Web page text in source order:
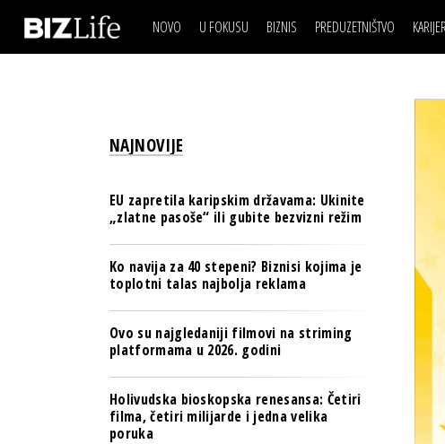
NOVO U FOKUSU BIZNIS
BANKE
OSIGURANJE
TECH I AI
BIZNIS & SPORT
PULS REGIONA
NOVO NA RAFU
PREDUZETNIŠTVO
IZJAVA DANABIZNIS SCENA
BREND I KOMUNIKACIJE
OSIGURANJE
TECH I AI
PULS REGIONA
NAJNOVIJE
EU zapretila karipskim državama: Ukinite
„zlatne pasoše“ ili gubite bezvizni režim
Ko navija za 40 stepeni? Biznisi kojima je
toplotni talas najbolja reklama
Ovo su najgledaniji filmovi na striming
platformama u 2026. godini
Holivudska bioskopska renesansa: Četiri
filma, četiri milijarde i jedna velika
poruka